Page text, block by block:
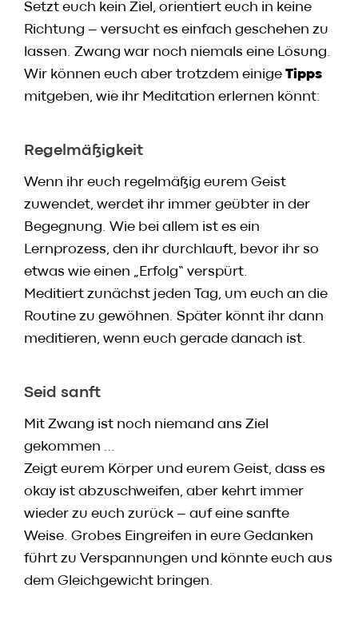
Setzt euch kein Ziel, orientiert euch in keine
Richtung – versucht es einfach geschehen zu
lassen. Zwang war noch niemals eine Lösung.
Wir können euch aber trotzdem einige Tipps
mitgeben, wie ihr Meditation erlernen könnt:
Regelmäßigkeit
Wenn ihr euch regelmäßig eurem Geist
zuwendet, werdet ihr immer geübter in der
Begegnung. Wie bei allem ist es ein
Lernprozess, den ihr durchlauft, bevor ihr so
etwas wie einen „Erfolg“ verspürt.
Meditiert zunächst jeden Tag, um euch an die
Routine zu gewöhnen. Später könnt ihr dann
meditieren, wenn euch gerade danach ist.
Seid sanft
Mit Zwang ist noch niemand ans Ziel
gekommen …
Zeigt eurem Körper und eurem Geist, dass es
okay ist abzuschweifen, aber kehrt immer
wieder zu euch zurück – auf eine sanfte
Weise. Grobes Eingreifen in eure Gedanken
führt zu Verspannungen und könnte euch aus
dem Gleichgewicht bringen.